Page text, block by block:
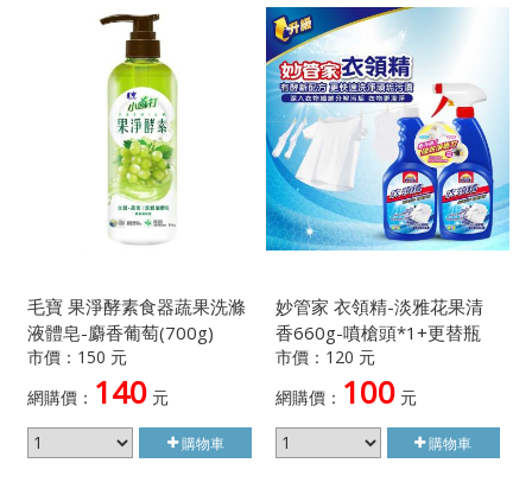
毛寶 果淨酵素食器蔬果洗滌
液體皂-麝香葡萄(700g)
市價：150 元
網購價： 140 元
購物車
妙管家 衣領精-淡雅花果清
香660g-噴槍頭*1+更替瓶
*1
市價：120 元
網購價： 100元
購物車